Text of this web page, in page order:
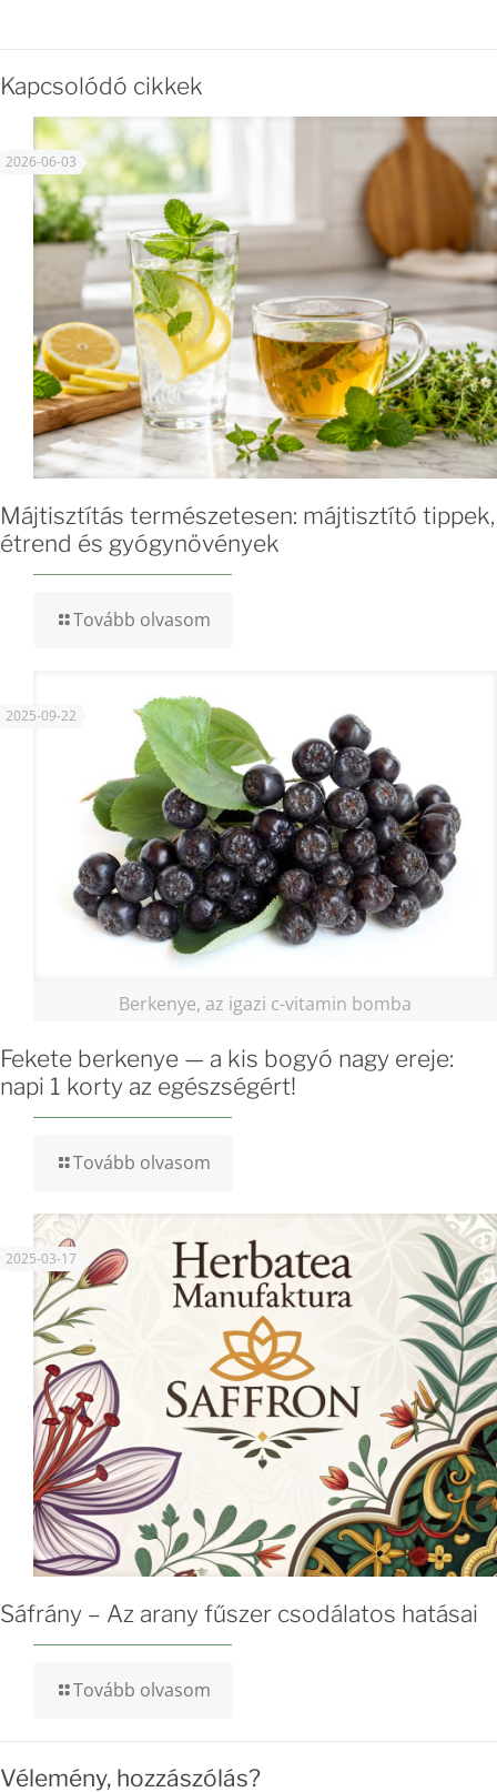
Kapcsolódó cikkek
2026-06-03
Májtisztítás természetesen: májtisztító tippek,
étrend és gyógynövények
Tovább olvasom
Berkenye, az igazi c-vitamin bomba
2025-09-22
Fekete berkenye — a kis bogyó nagy ereje:
napi 1 korty az egészségért!
Tovább olvasom
2025-03-17
Sáfrány – Az arany fűszer csodálatos hatásai
Tovább olvasom
Vélemény, hozzászólás?